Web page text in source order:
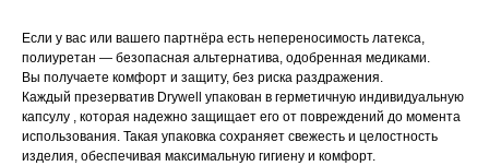
Если у вас или вашего партнёра есть непереносимость латекса,
полиуретан — безопасная альтернатива, одобренная медиками.
Вы получаете комфорт и защиту, без риска раздражения.
Каждый презерватив Drywell упакован в герметичную индивидуальную
капсулу , которая надежно защищает его от повреждений до момента
использования. Такая упаковка сохраняет свежесть и целостность
изделия, обеспечивая максимальную гигиену и комфорт.